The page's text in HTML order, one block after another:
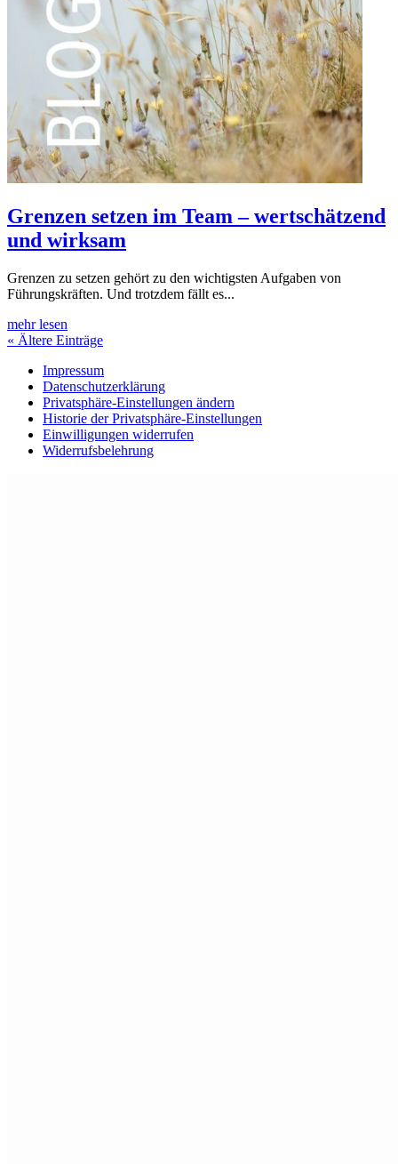
Grenzen setzen im Team – wertschätzend
und wirksam
Grenzen zu setzen gehört zu den wichtigsten Aufgaben von
Führungskräften. Und trotzdem fällt es...
mehr lesen
« Ältere Einträge
Impressum
Datenschutzerklärung
Privatsphäre-Einstellungen ändern
Historie der Privatsphäre-Einstellungen
Einwilligungen widerrufen
Widerrufsbelehrung